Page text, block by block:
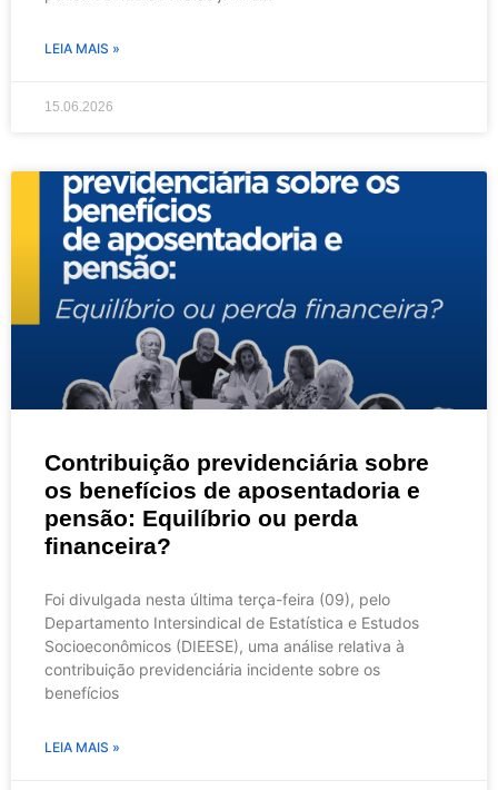
LEIA MAIS »
15.06.2026
Contribuição previdenciária sobre
os benefícios de aposentadoria e
pensão: Equilíbrio ou perda
financeira?
Foi divulgada nesta última terça-feira (09), pelo
Departamento Intersindical de Estatística e Estudos
Socioeconômicos (DIEESE), uma análise relativa à
contribuição previdenciária incidente sobre os
benefícios
LEIA MAIS »